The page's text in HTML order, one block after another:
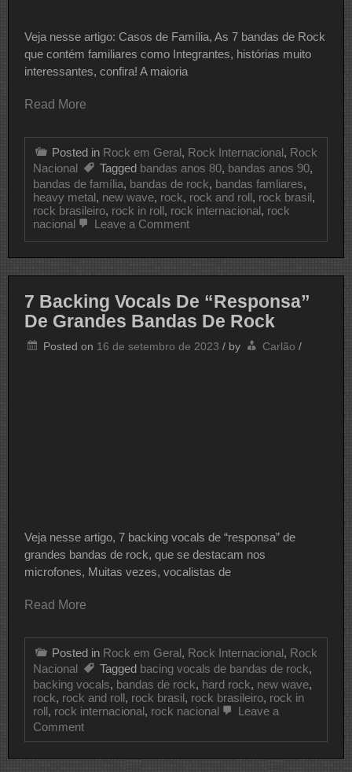
Veja nesse artigo: Casos de Família, As 7 bandas de Rock
que contém familiares como Integrantes, histórias muito
interessantes, confira! A maioria
Read More
Posted in Rock em Geral, Rock Internacional, Rock
Nacional
Tagged bandas anos 80, bandas anos 90,
bandas de família, bandas de rock, bandas famliares,
heavy metal, new wave, rock, rock and roll, rock brasil,
rock brasileiro, rock in roll, rock internacional, rock
nacional
Leave a Commenton
de
Que
Contém
Familiares
Como
Integrantes
7 Backing Vocals De “Responsa”
De Grandes Bandas De Rock
Posted on 16 de setembro de 2023 / by Carlão /
Veja nesse artigo, 7 backing vocals de “responsa” de
grandes bandas de rock, que se destacam nos
microfones, Muitas vezes, vocalistas de
Read More
Posted in Rock em Geral, Rock Internacional, Rock
Nacional
Tagged bacing vocals de bandas de rock,
backing vocals, bandas de rock, hard rock, new wave,
rock, rock and roll, rock brasil, rock brasileiro, rock in
roll, rock internacional, rock nacional
Leave a
Commenton
7